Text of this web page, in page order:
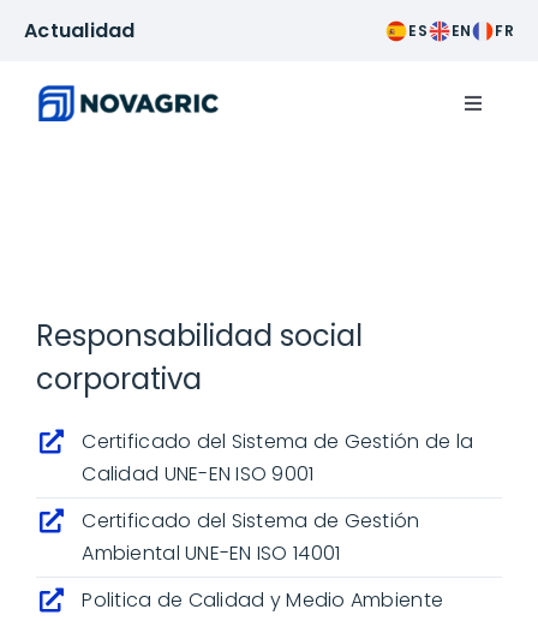
contenido
Actualidad ES EN FR
Toggle
Servicios
Agricultura inteligente
Cultivos
Proyectos
Responsabilidad social
corporativa
Certificado del Sistema de Gestión de la
Calidad UNE-EN ISO 9001
Certificado del Sistema de Gestión
Ambiental UNE-EN ISO 14001
Politica de Calidad y Medio Ambiente